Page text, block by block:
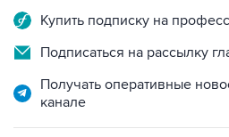
Купить подписку на
Подписаться на рассылку
Получать оперативные
канале